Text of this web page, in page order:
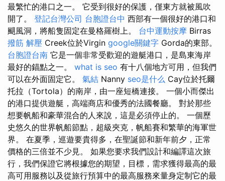
最繁忙的港口之一。 它受到很好的保護，僅東方就被風吹
開了。 登記台灣公司 台胞證台中 西部有一個很好的港口和
颶風洞，將船隻固定在曼格羅樹上。 台中運動按摩 Birras
撥筋 解壓 Creek位於Virgin google關鍵字 Gorda的東部。
台胞證台南 它是一個非常受歡迎的遊艇港口，是島東海岸
最好的錨點之一。 what is seo 有十八個地方可用，但我們
可以在外面固定它。 氣結 Nanny seo是什么 Cay位於托爾
托拉（Tortola）的南岸，由一座短橋連接。 一個小而傑出
的港口提供遊艇，高端商店和優秀的法國餐廳。 對於那些
想要帆船和豪華混合的人來說，這是必須停止的。 一個歷
史悠久的世界帆船節點，超級夾克，帆船賽和繁華的海軍世
界。 在夏季，巡遊要貴得多，在聖誕節和新年前夕，正常
價格的三倍並不少見。 如果您要求我們設計和編譯這次旅
行，我們保證它將根據您的期望，目標，需求獲得最高的最
高可用服務以及從旅行預算中的最高服務來量身定制它的最